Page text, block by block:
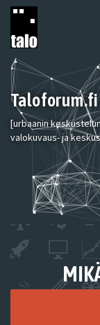
Taloforum.fi
[urbaanin
valokuvaus- ja